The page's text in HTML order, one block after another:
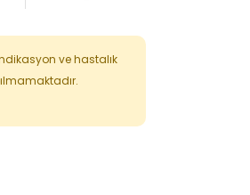
ve hastalık